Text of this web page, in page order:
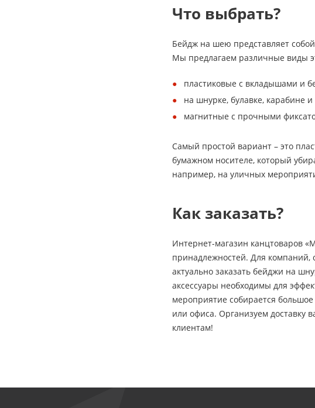
Что выбрать?
Бейдж на шею представляет
Мы предлагаем различные виды
пластиковые с вкладышами и
на шнурке, булавке, карабине
магнитные с прочными
Самый простой вариант – это
бумажном носителе, который
например, на уличных
Как заказать?
Интернет-магазин канцтоваров
принадлежностей. Для компаний,
актуально заказать бейджи на
аксессуары необходимы для
мероприятие собирается
или офиса. Организуем доставку
клиентам!